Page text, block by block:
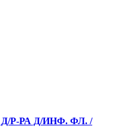
Р-РА Д/ИНФ. ФЛ. /